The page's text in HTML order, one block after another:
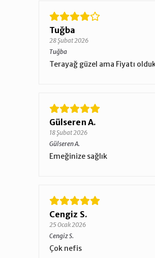
Tuğba
28 Şubat 2026
Tuğba
Terayağ güzel ama Fiyatı
Gülseren A.
18 Şubat 2026
Gülseren A.
Emeğinize sağlık
Cengiz S.
25 Ocak 2026
Cengiz S.
Çok nefis